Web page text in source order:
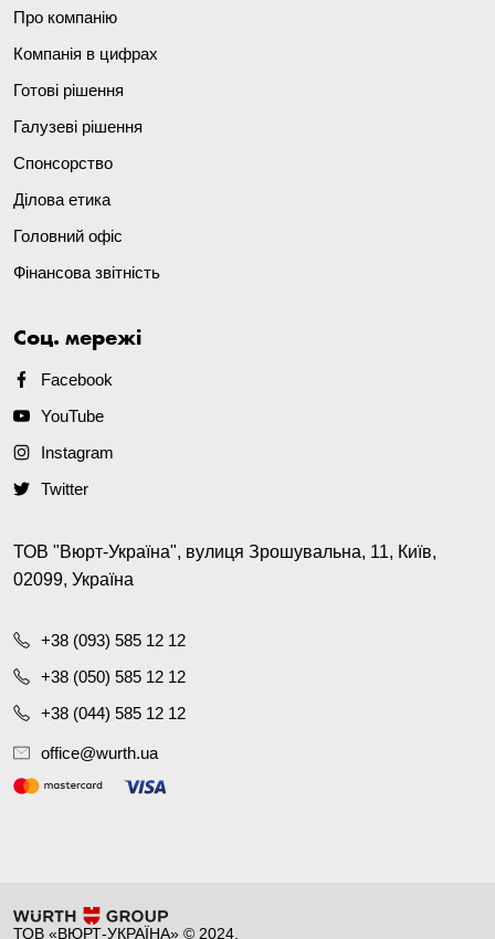
Про компанію
Компанія в цифрах
Готові рішення
Галузеві рішення
Спонсорство
Ділова етика
Головний офіс
Фінансова звітність
Соц. мережі
Facebook
YouTube
Instagram
Twitter
ТОВ "Вюрт-Україна", вулиця Зрошувальна, 11, Київ,
02099, Україна
+38 (093) 585 12 12
+38 (050) 585 12 12
+38 (044) 585 12 12
office@wurth.ua
ТОВ «ВЮРТ-УКРАЇНА» © 2024.